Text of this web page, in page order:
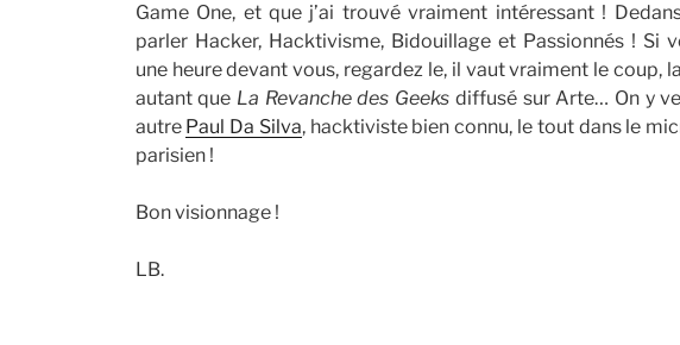
Game One, et que j’ai trouvé vraiment intéressant !
parler Hacker, Hacktivisme, Bidouillage et Passionnés ! Si
une heure devant vous, regardez le, il vaut vraiment le coup,
autant que La Revanche des Geeks diffusé sur Arte… On y
autre Paul Da Silva, hacktiviste bien connu, le tout dans le
parisien !
Bon visionnage !
LB.